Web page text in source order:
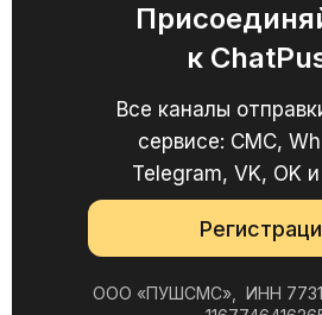
2 750 руб. /
Тариф «Супер»
Opencart и Mindbox.
ООО «ПУШСМС», ИНН
к
Все каналы
сервисе: СМС,
Telegram, VK, OK